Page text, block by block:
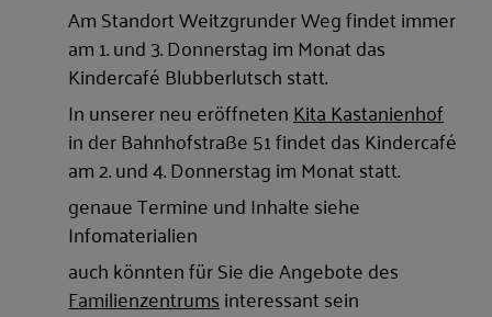
Am Standort Weitzgrunder Weg findet immer
am 1. und 3. Donnerstag im Monat das
Kindercafé Blubberlutsch statt.
In unserer neu eröffnetenKita Kastanienhof
in der Bahnhofstraße 51 findet das Kindercafé
am 2. und 4. Donnerstag im Monat statt.
genaue Termine und Inhalte siehe
Infomaterialien
auch könnten für Sie die Angebote des
Familienzentrumsinteressant sein